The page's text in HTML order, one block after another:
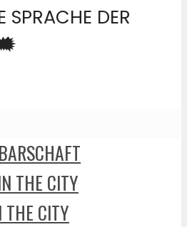
SPRACHE DER
🗯️
THE CITY
THE CITY